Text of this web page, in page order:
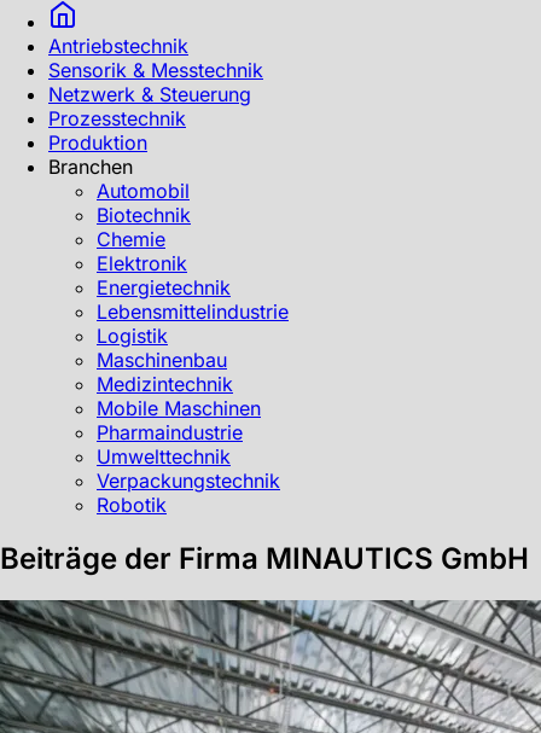
Antriebstechnik
Sensorik & Messtechnik
Netzwerk & Steuerung
Prozesstechnik
Produktion
Branchen
Automobil
Biotechnik
Chemie
Elektronik
Energietechnik
Lebensmittelindustrie
Logistik
Maschinenbau
Medizintechnik
Mobile Maschinen
Pharmaindustrie
Umwelttechnik
Verpackungstechnik
Robotik
Beiträge der Firma MINAUTICS GmbH